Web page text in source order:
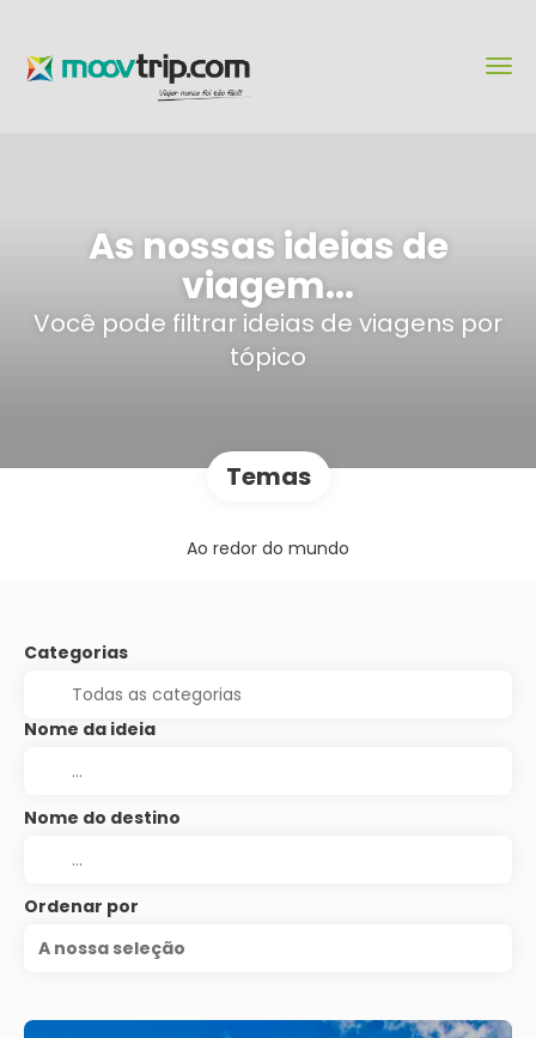
As nossas ideias de
viagem...
Você pode filtrar ideias de viagens por
tópico
Temas
Ao redor do mundo
Categorias
Nome da ideia
Nome do destino
Ordenar por
A nossa seleção